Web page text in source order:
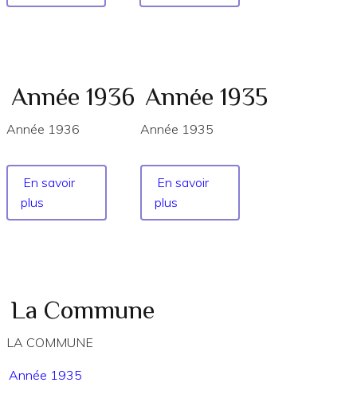
Année
Année
Année 1936
Année 1936
En savoir
plus
Année
Année 1935
Année 1935
En savoir
plus
Année
La Commune
LA COMMUNE
Année 1935